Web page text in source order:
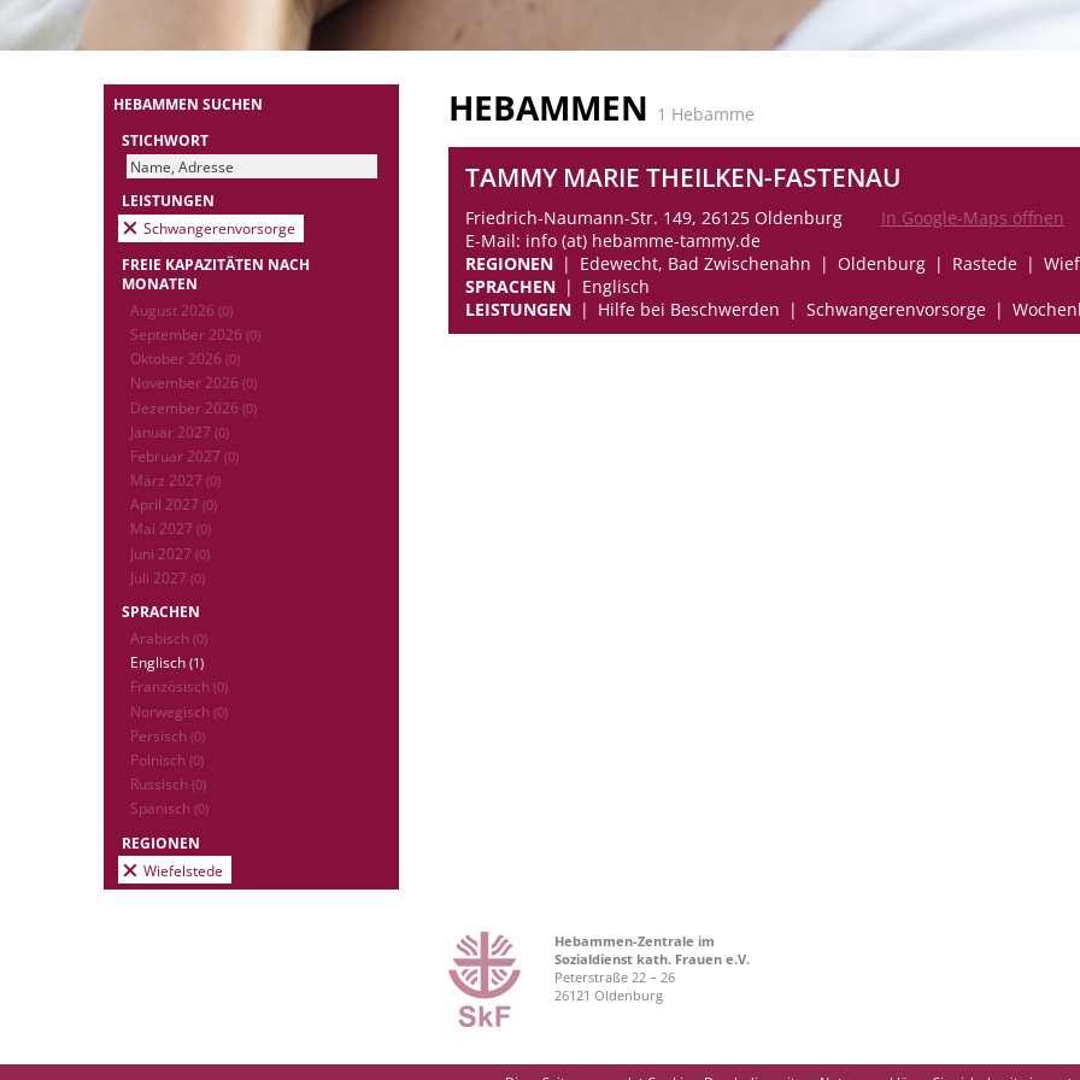
HEBAMMEN SUCHEN
STICHWORT
LEISTUNGEN
Schwangerenvorsorge
FREIE KAPAZITÄTEN NACH
MONATEN
August 2026 (0)
September 2026 (0)
Oktober 2026 (0)
November 2026 (0)
Dezember 2026 (0)
Januar 2027 (0)
Februar 2027 (0)
März 2027 (0)
April 2027 (0)
Mai 2027 (0)
Juni 2027 (0)
Juli 2027 (0)
SPRACHEN
Arabisch (0)
Englisch (1)
Französisch (0)
Norwegisch (0)
Persisch (0)
Polnisch (0)
Russisch (0)
Spanisch (0)
REGIONEN
Wiefelstede
HEBAMMEN 1 Hebamme
TAMMY MARIE THEILKEN-FASTENAU
Friedrich-Naumann-Str. 149, 26125 Oldenburg
In Google-Maps öffnen
E-Mail: info (at) hebamme-tammy.de
REGIONEN
Edewecht, Bad Zwischenahn Oldenburg Rastede
SPRACHEN
Englisch
LEISTUNGEN
Hilfe bei Beschwerden Schwangerenvorsorge
Hebammen-Zentrale im
Sozialdienst kath. Frauen e.V.
Peterstraße 22 – 26
26121 Oldenburg